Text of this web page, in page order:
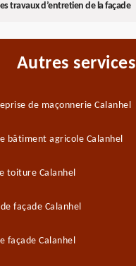
travaux d’entretien de la façade
Autres services
de maçonnerie Calanhel
bâtiment agricole Calanhel
toiture Calanhel
façade Calanhel
façade Calanhel